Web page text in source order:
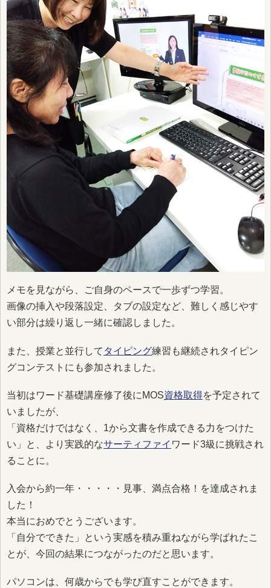
メモを見ながら、ご自身のペースで一歩ずつ学習。
画像の挿入や段落設定、タブの設定など、難しく感じやす
い部分は繰り返し一緒に確認しました。
また、授業と並行して タイピング練習も継続されタイピン
グコンテストにも参加されました。
当初はワード基礎講座修了後にMOS資格取得を予定されて
いましたが、
「資格だけではなく、1から文書を作成できる力をつけた
い」と、より実践的なサーティファイ ワード3級に挑戦され
ることに。
入会から約一年・・・・・見事、満点合格！を達成されま
した！
本当におめでとうございます。
「自分でできた」という実感を積み重ねながら学ばれたこ
とが、今回の結果につながったのだと思います。
パソコンは、何歳からでも学び直すことができます。